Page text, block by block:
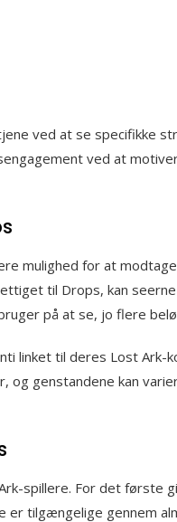
ved at se specifikke
ved at
mulighed for at
til Drops, kan
på at se, jo flere
linket til deres Lost Ark-
og genstandene kan
spillere. For det første
er tilgængelige gennem